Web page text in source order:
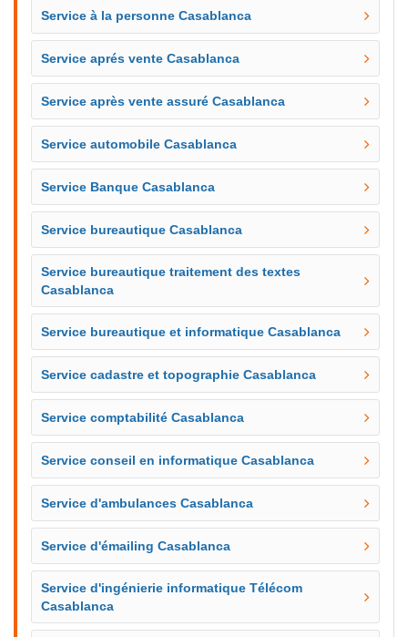
Service à la personne Casablanca
Service aprés vente Casablanca
Service après vente assuré Casablanca
Service automobile Casablanca
Service Banque Casablanca
Service bureautique Casablanca
Service bureautique traitement des textes
Casablanca
Service bureautique et informatique Casablanca
Service cadastre et topographie Casablanca
Service comptabilité Casablanca
Service conseil en informatique Casablanca
Service d'ambulances Casablanca
Service d'émailing Casablanca
Service d'ingénierie informatique Télécom
Casablanca